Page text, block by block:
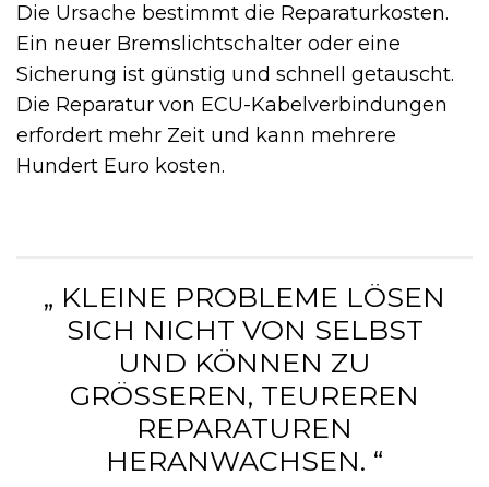
Die Ursache bestimmt die Reparaturkosten.
Ein neuer Bremslichtschalter oder eine
Sicherung ist günstig und schnell getauscht.
Die Reparatur von ECU-Kabelverbindungen
erfordert mehr Zeit und kann mehrere
Hundert Euro kosten.
„ KLEINE PROBLEME LÖSEN
SICH NICHT VON SELBST
UND KÖNNEN ZU
GRÖSSEREN, TEUREREN R
EPARATUREN H
ERANWACHSEN. “